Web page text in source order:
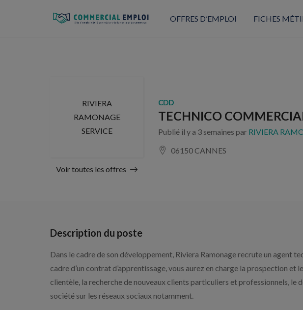
OFFRES D’EMPLOI FICHES
RIVIERA
RAMONAGE
SERVICE
Voir toutes les offres
CDD
TECHNICO
Publié il y a 3 semaines par RIVIERA
06150 CANNES
Description du poste
Dans le cadre de son développement, Riviera Ramonage recrute un agent
cadre d’un contrat d’apprentissage, vous aurez en charge la prospection et
clientèle, la recherche de nouveaux clients particuliers et professionnels, le
société sur les réseaux sociaux notamment.